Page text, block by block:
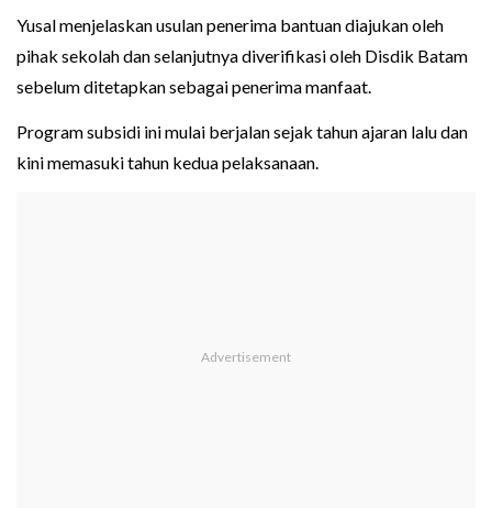
Yusal menjelaskan usulan penerima bantuan diajukan oleh
pihak sekolah dan selanjutnya diverifikasi oleh Disdik Batam
sebelum ditetapkan sebagai penerima manfaat.
Program subsidi ini mulai berjalan sejak tahun ajaran lalu dan
kini memasuki tahun kedua pelaksanaan.